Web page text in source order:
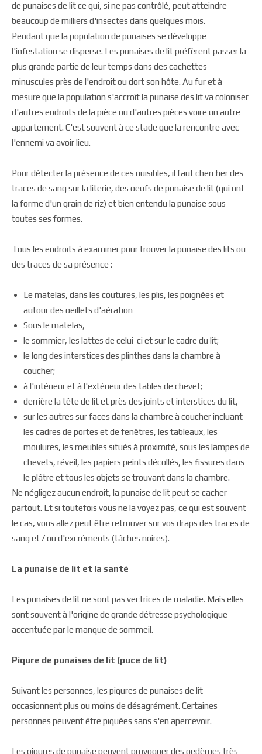
de punaises de lit ce qui, si ne pas contrôlé, peut atteindre
beaucoup de milliers d'insectes dans quelques mois.
Pendant que la population de punaises se développe
l'infestation se disperse. Les punaises de lit préfèrent passer la
plus grande partie de leur temps dans des cachettes
minuscules près de l'endroit ou dort son hôte. Au fur et à
mesure que la population s'accroît la punaise des lit va coloniser
d'autres endroits de la pièce ou d'autres pièces voire un autre
appartement. C'est souvent à ce stade que la rencontre avec
l'ennemi va avoir lieu.
Pour détecter la présence de ces nuisibles, il faut chercher des
traces de sang sur la literie, des oeufs de punaise de lit (qui ont
la forme d'un grain de riz) et bien entendu la punaise sous
toutes ses formes.
Tous les endroits à examiner pour trouver la punaise des lits ou
des traces de sa présence :
Le matelas, dans les coutures, les plis, les poignées et
autour des oeillets d'aération
Sous le matelas,
le sommier, les lattes de celui-ci et sur le cadre du lit;
le long des interstices des plinthes dans la chambre à
coucher;
à l'intérieur et à l'extérieur des tables de chevet;
derrière la tête de lit et près des joints et interstices du lit,
sur les autres sur faces dans la chambre à coucher incluant
les cadres de portes et de fenêtres, les tableaux, les
moulures, les meubles situés à proximité, sous les lampes de
chevets, réveil, les papiers peints décollés, les fissures dans
le plâtre et tous les objets se trouvant dans la chambre.
Ne négligez aucun endroit, la punaise de lit peut se cacher
partout. Et si toutefois vous ne la voyez pas, ce qui est souvent
le cas, vous allez peut être retrouver sur vos draps des traces de
sang et / ou d'excréments (tâches noires).
La punaise de lit et la santé
Les punaises de lit ne sont pas vectrices de maladie. Mais elles
sont souvent à l'origine de grande détresse psychologique
accentuée par le manque de sommeil.
Piqure de punaises de lit (puce de lit)
Suivant les personnes, les piqures de punaises de lit
occasionnent plus ou moins de désagrément. Certaines
personnes peuvent être piquées sans s'en apercevoir.
Les piqures de punaise peuvent provoquer des oedèmes très